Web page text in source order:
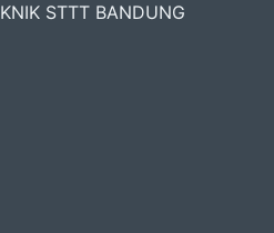
STTT BANDUNG